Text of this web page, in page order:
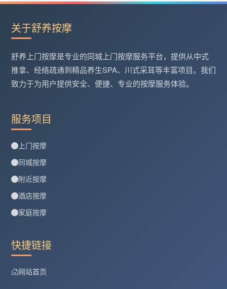
关于舒养按摩
舒养上门按摩是专业的同城上门按摩服务平台，提供从中式
推拿、经络疏通到精品养生SPA、川式采耳等丰富项目。我们
致力于为用户提供安全、便捷、专业的按摩服务体验。
服务项目
上门按摩
同城按摩
附近按摩
酒店按摩
家庭按摩
快捷链接
网站首页